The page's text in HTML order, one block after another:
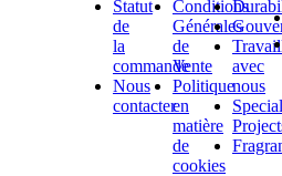
Statut
de
la
commande
Nous
contacter
Conditions
Générales
de
Vente
Politique
en
matière
de
cookies
avec
nous
Special